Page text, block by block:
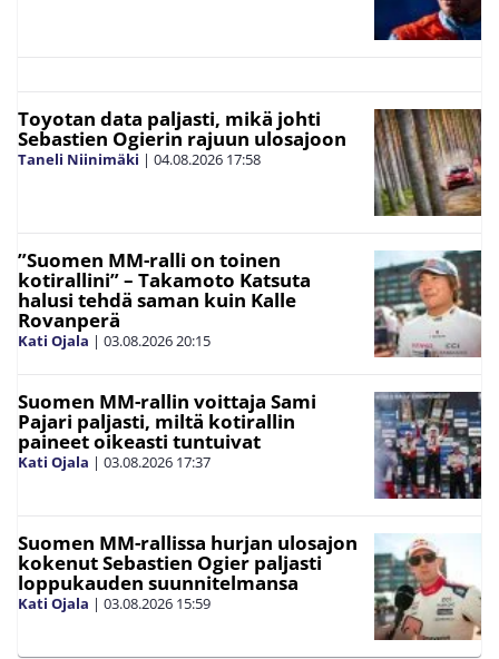
Toyotan data paljasti, mikä johti
Sebastien Ogierin rajuun ulosajoon
Taneli Niinimäki | 04.08.2026 17:58
”Suomen MM-ralli on toinen
kotirallini” – Takamoto Katsuta
halusi tehdä saman kuin Kalle
Rovanperä
Kati Ojala | 03.08.202620:15
Suomen MM-rallin voittaja Sami
Pajari paljasti, miltä kotirallin
paineet oikeasti tuntuivat
Kati Ojala | 03.08.2026 17:37
Suomen MM-rallissa hurjan ulosajon
kokenut Sebastien Ogier paljasti
loppukauden suunnitelmansa
Kati Ojala | 03.08.2026 15:59